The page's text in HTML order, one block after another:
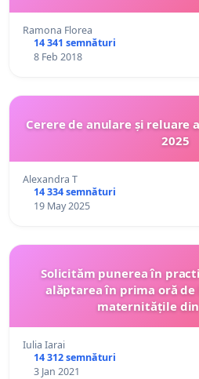
Ramona Florea
14 341 semnături
8 Feb 2018
Cerere de anulare și reluare
2025
Alexandra T
14 334 semnături
19 May 2025
Solicităm punerea în
alăptarea în prima oră
maternitățile din
Iulia Iarai
14 312 semnături
3 Jan 2021